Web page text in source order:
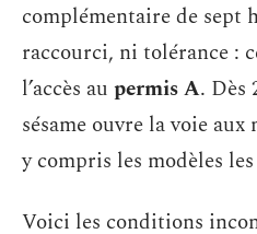
complémentaire de sept
raccourci, ni tolérance :
l’accès au permis A. Dès
sésame ouvre la voie
y compris les modèles
Voici les conditions